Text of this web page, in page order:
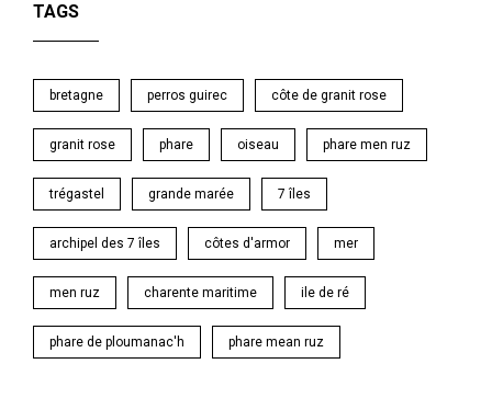
TAGS
bretagne perros guirec côte de granit rose
granit rose phare oiseau phare men ruz
trégastel grande marée 7 îles
archipel des 7 îles côtes d'armor mer
men ruz charente maritime ile de ré
phare de ploumanac'h phare mean ruz